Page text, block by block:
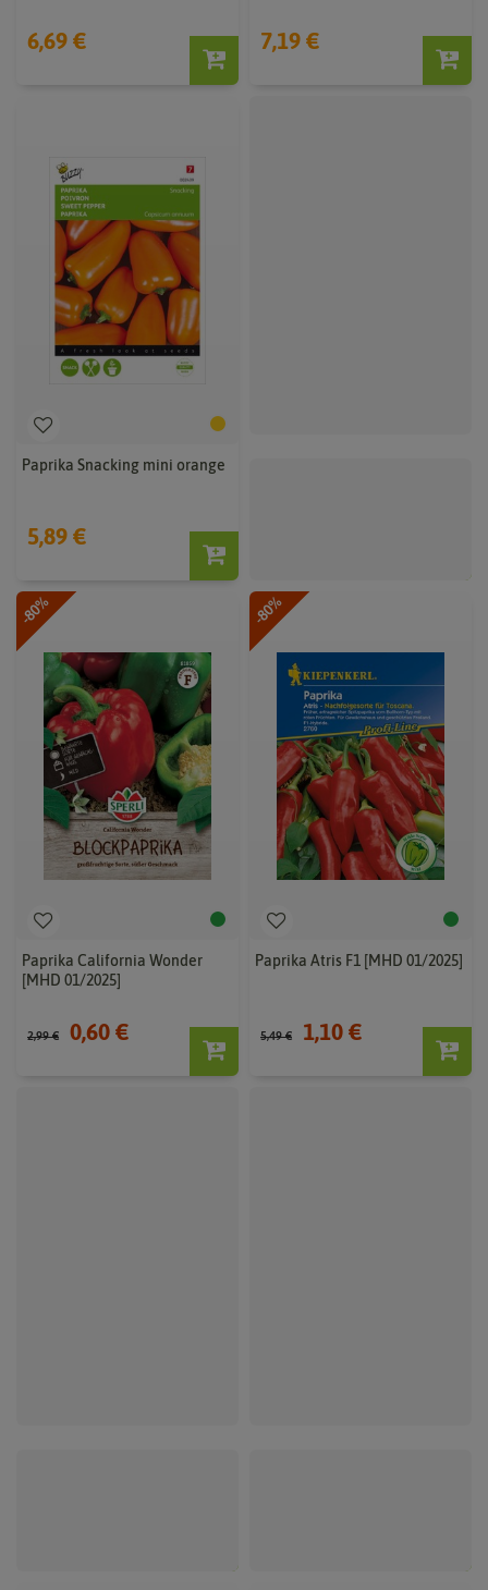
6,69 € 7,19 €
Paprika Snacking mini orange
5,89 €
-80%
Paprika California Wonder
[MHD 01/2025]
2,99 € 0,60 €
-80%
Paprika Atris F1 [MHD 01/2025]
5,49 € 1,10 €